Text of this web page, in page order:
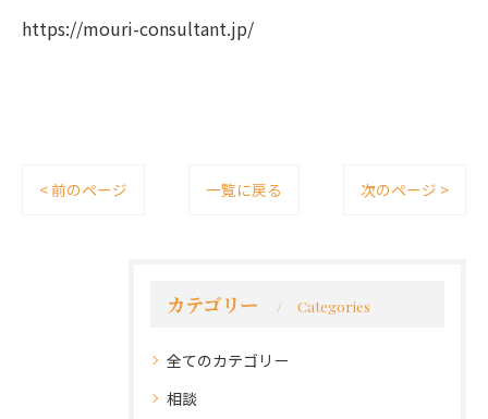
https://mouri-consultant.jp/
< 前のページ 一覧に戻る 次のページ >
カテゴリー Categories
全てのカテゴリー
相談